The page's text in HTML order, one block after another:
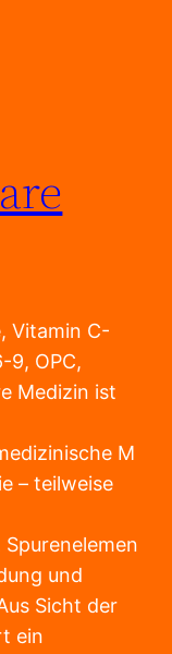
Vitamin C-
9, OPC,
Medizin ist
M
– teilweise
und
Sicht der
ein